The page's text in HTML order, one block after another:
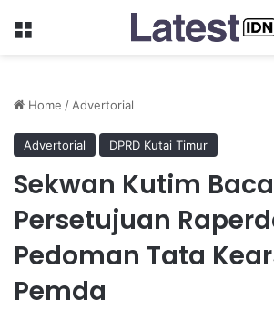
Menu
Home /Advertorial
Advertorial DPRD Kutai Timur
Sekwan Kutim
Persetujuan
Pedoman Tata
Pemda